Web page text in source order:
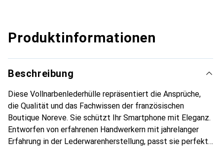
Produktinformationen
Beschreibung
Diese Vollnarbenlederhülle repräsentiert die Ansprüche,
die Qualität und das Fachwissen der französischen
Boutique Noreve. Sie schützt Ihr Smartphone mit Eleganz.
Entworfen von erfahrenen Handwerkern mit jahrelanger
Erfahrung in der Lederwarenherstellung, passt sie perfekt